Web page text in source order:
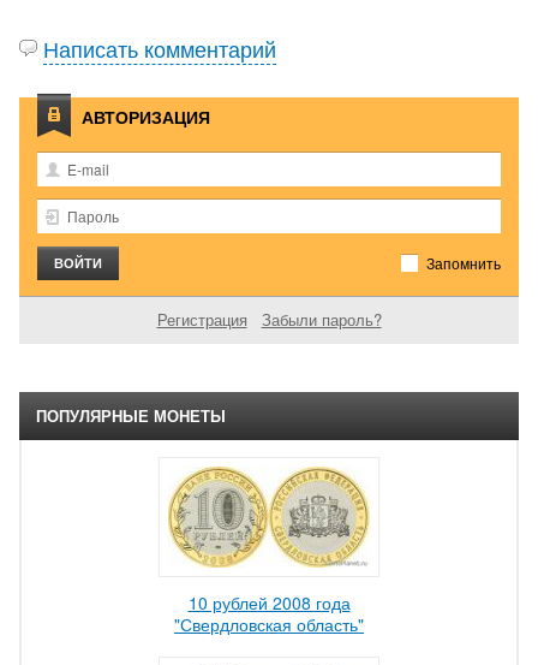
Написать комментарий
АВТОРИЗАЦИЯ
Запомнить
Регистрация Забыли пароль?
ПОПУЛЯРНЫЕ МОНЕТЫ
10 рублей 2008 года
"Свердловская область"